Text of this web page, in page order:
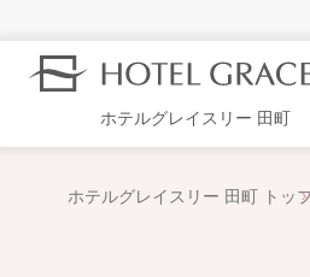
ホテルグレイスリー 田町
ホテルグレイスリー 田町 トッ